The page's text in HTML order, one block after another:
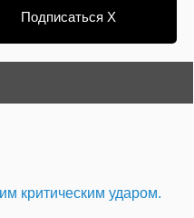
Подписаться X
критическим ударом.